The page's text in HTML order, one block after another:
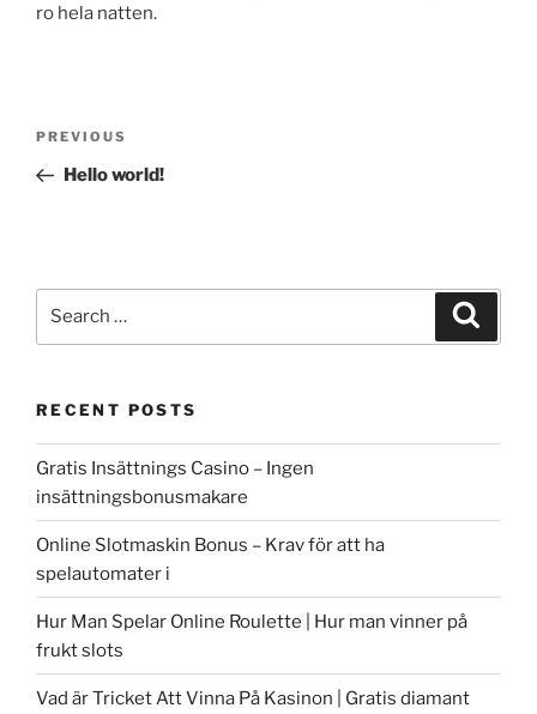
ro hela natten.
Previous
Post
PREVIOUS
Hello world!
RECENT POSTS
Gratis Insättnings Casino – Ingen
insättningsbonusmakare
Online Slotmaskin Bonus – Krav för att ha
spelautomater i
Hur Man Spelar Online Roulette | Hur man vinner på
frukt slots
Vad är Tricket Att Vinna På Kasinon | Gratis diamant